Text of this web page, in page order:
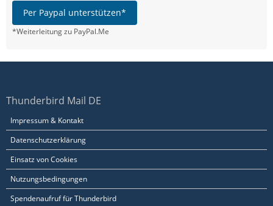
Per Paypal unterstützen*
*Weiterleitung zu PayPal.Me
Thunderbird Mail DE
Impressum & Kontakt
Datenschutzerklärung
Einsatz von Cookies
Nutzungsbedingungen
Spendenaufruf für Thunderbird